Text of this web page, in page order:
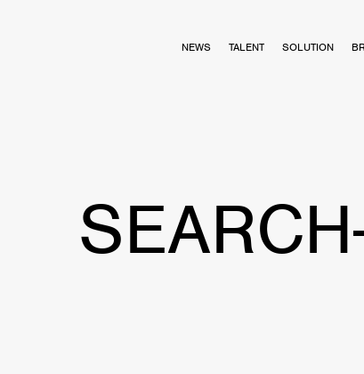
NEWS TALENT SOLUTION